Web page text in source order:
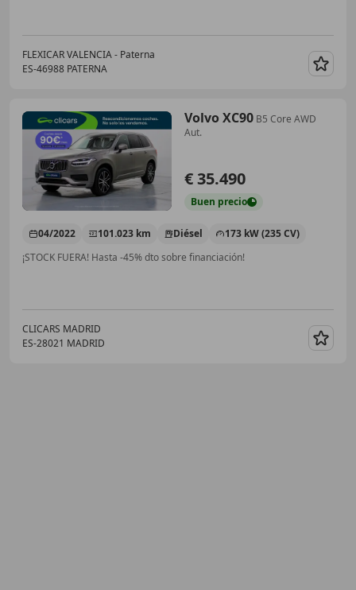
FLEXICAR VALENCIA - Paterna
ES-46988 PATERNA
Volvo XC90 B5 Core AWD
Aut.
€ 35.490
Buen precio
04/2022 101.023 km Diésel
173 kW (235 CV)
¡STOCK FUERA! Hasta -45% dto sobre financiación!
CLICARS MADRID
ES-28021 MADRID